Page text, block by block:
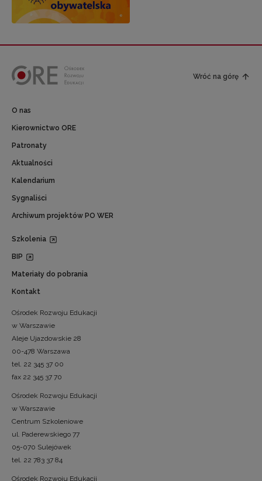
Wróć na górę
O nas
Kierownictwo ORE
Patronaty
Aktualności
Kalendarium
Sygnaliści
Archiwum projektów PO WER
Szkolenia
BIP
Materiały do pobrania
Kontakt
Ośrodek Rozwoju Edukacji
w Warszawie
Aleje Ujazdowskie 28
00-478 Warszawa
tel. 22 345 37 00
fax 22 345 37 70
Ośrodek Rozwoju Edukacji
w Warszawie
Centrum Szkoleniowe
ul. Paderewskiego 77
05-070 Sulejówek
tel. 22 783 37 84
Ośrodek Rozwoju Edukacji